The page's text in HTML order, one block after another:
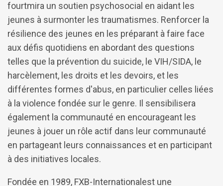
fourtmira un soutien psychosocial en aidant les
jeunes à surmonter les traumatismes. Renforcer la
résilience des jeunes en les préparant à faire face
aux défis quotidiens en abordant des questions
telles que la prévention du suicide, le VIH/SIDA, le
harcèlement, les droits et les devoirs, et les
différentes formes d'abus, en particulier celles liées
à la violence fondée sur le genre. Il sensibilisera
également la communauté en encourageant les
jeunes à jouer un rôle actif dans leur communauté
en partageant leurs connaissances et en participant
à des initiatives locales.
Fondée en 1989, FXB-Internationalest une